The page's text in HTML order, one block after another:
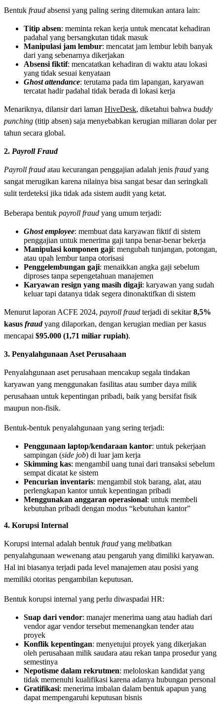
Bentuk fraud absensi yang paling sering ditemukan antara lain:
Titip absen: meminta rekan kerja untuk mencatat kehadiran
padahal yang bersangkutan tidak masuk
Manipulasi jam lembur: mencatat jam lembur lebih banyak
dari yang sebenarnya dikerjakan
Absensi fiktif: mencatatkan kehadiran di waktu atau lokasi
yang tidak sesuai kenyataan
Ghost attendance: terutama pada tim lapangan, karyawan
tercatat hadir padahal tidak berada di lokasi kerja
Menariknya, dilansir dari laman HiveDesk, diketahui bahwa buddy
punching (titip absen) saja menyebabkan kerugian miliaran dolar per
tahun secara global.
2. Payroll Fraud
Payroll fraud atau kecurangan penggajian adalah jenis fraud yang
sangat merugikan karena nilainya bisa sangat besar dan seringkali
sulit terdeteksi jika tidak ada sistem audit yang ketat.
Beberapa bentuk payroll fraud yang umum terjadi:
Ghost employee: membuat data karyawan fiktif di sistem
penggajian untuk menerima gaji tanpa benar-benar bekerja
Manipulasi komponen gaji: mengubah tunjangan, potongan,
atau upah lembur tanpa otorisasi
Penggelembungan gaji: menaikkan angka gaji sebelum
diproses tanpa sepengetahuan manajemen
Karyawan resign yang masih digaji: karyawan yang sudah
keluar tapi datanya tidak segera dinonaktifkan di sistem
Menurut laporan ACFE 2024, payroll fraud terjadi di sekitar8,5%
kasus fraud yang dilaporkan, dengan kerugian median per kasus
mencapai $95.000 (1,71 miliar rupiah).
3. Penyalahgunaan Aset Perusahaan
Penyalahgunaan aset perusahaan mencakup segala tindakan
karyawan yang menggunakan fasilitas atau sumber daya milik
perusahaan untuk kepentingan pribadi, baik yang bersifat fisik
maupun non-fisik.
Bentuk-bentuk penyalahgunaan yang sering terjadi:
Penggunaan laptop/kendaraan kantor: untuk pekerjaan
sampingan (side job) di luar jam kerja
Skimming kas: mengambil uang tunai dari transaksi sebelum
sempat dicatat ke sistem
Pencurian inventaris: mengambil stok barang, alat, atau
perlengkapan kantor untuk kepentingan pribadi
Menggunakan anggaran operasional: untuk membeli
kebutuhan pribadi dengan modus “kebutuhan kantor”
4. Korupsi Internal
Korupsi internal adalah bentuk fraud yang melibatkan
penyalahgunaan wewenang atau pengaruh yang dimiliki karyawan.
Hal ini biasanya terjadi pada level manajemen atau posisi yang
memiliki otoritas pengambilan keputusan.
Bentuk korupsi internal yang perlu diwaspadai HR:
Suap dari vendor: manajer menerima uang atau hadiah dari
vendor agar vendor tersebut memenangkan tender atau
proyek
Konflik kepentingan: menyetujui proyek yang dikerjakan
oleh perusahaan milik saudara atau rekan tanpa prosedur yang
semestinya
Nepotisme dalam rekrutmen: meloloskan kandidat yang
tidak memenuhi kualifikasi karena adanya hubungan personal
Gratifikasi: menerima imbalan dalam bentuk apapun yang
dapat mempengaruhi keputusan bisnis